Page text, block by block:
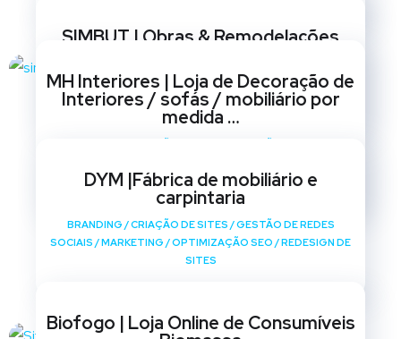
SIMBUT | Obras & Remodelações
SOCIAIS /MARKETING OPTIMIZAÇÃO SEO/ REDESIGN DE
SITES
MH Interiores | Loja de Decoração de
Interiores / sofás / mobiliário por
medida …
SITES
DYM |Fábrica de mobiliário e
carpintaria
BRANDING /CRIAÇÃO DE SITES /GESTÃO DE REDES
SOCIAIS /MARKETING /OPTIMIZAÇÃO SEO /REDESIGN DE
SITES
Biofogo | Loja Online de Consumíveis